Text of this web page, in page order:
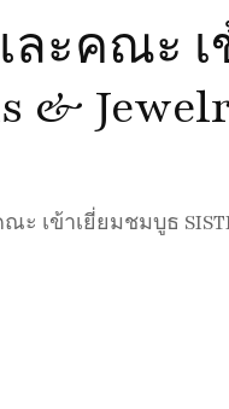
ะคณะ เ
&
าเยี่ยมชมบูธ